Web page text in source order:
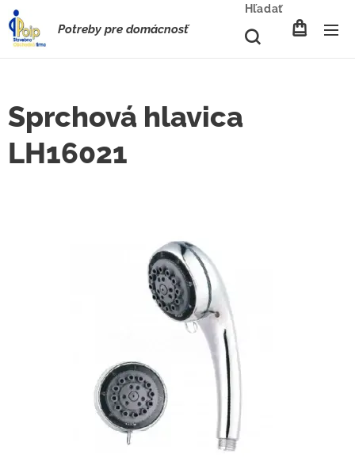
Potreby pre domácnosť
Hľadať
Sprchová hlavica
LH16021